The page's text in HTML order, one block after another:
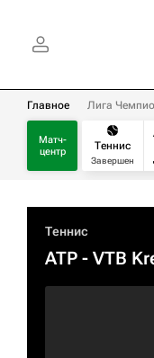
Главное Лига
Матч-
центр
Теннис
Завершен
Теннис
ATP - VTB